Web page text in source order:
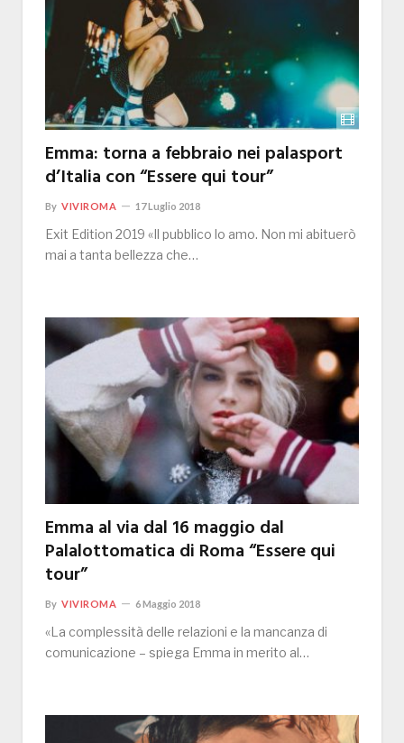
Emma: torna a febbraio nei palasport
d’Italia con “Essere qui tour”
By VIVIROMA 17 Luglio 2018
Exit Edition 2019 «Il pubblico lo amo. Non mi abituerò
mai a tanta bellezza che…
Emma al via dal 16 maggio dal
Palalottomatica di Roma “Essere qui
tour”
By VIVIROMA 6 Maggio 2018
«La complessità delle relazioni e la mancanza di
comunicazione – spiega Emma in merito al…